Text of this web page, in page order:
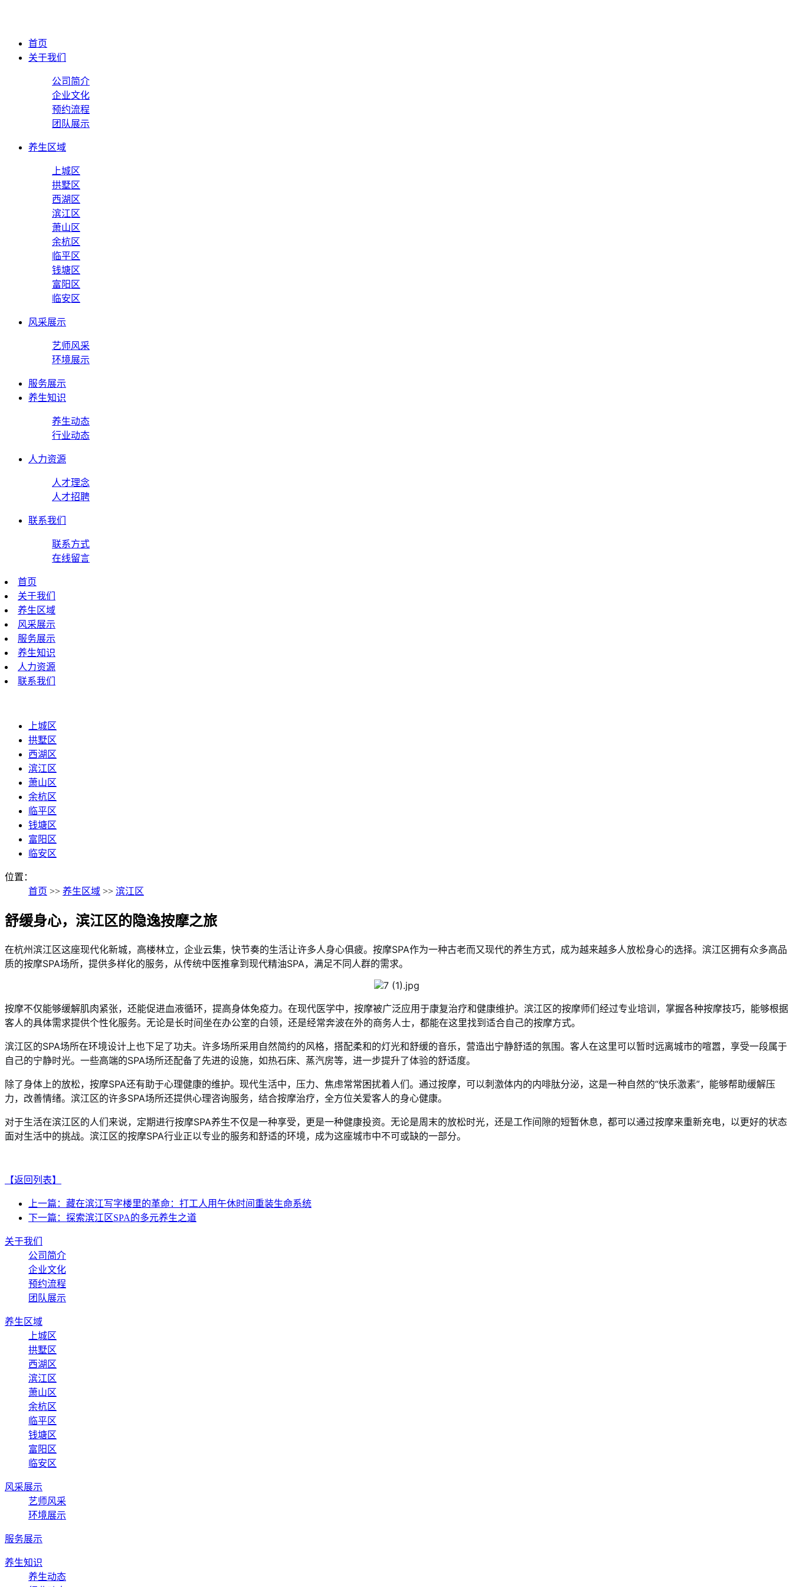
首页
关于我们
公司简介
企业文化
预约流程
团队展示
养生区域
上城区
拱墅区
西湖区
滨江区
萧山区
余杭区
临平区
钱塘区
富阳区
临安区
风采展示
艺师风采
环境展示
服务展示
养生知识
养生动态
行业动态
人力资源
人才理念
人才招聘
联系我们
联系方式
在线留言
首页
关于我们
养生区域
风采展示
服务展示
养生知识
人力资源
联系我们
上城区
拱墅区
西湖区
滨江区
萧山区
余杭区
临平区
钱塘区
富阳区
临安区
位置：
首页 >> 养生区域 >> 滨江区
舒缓身心，滨江区的隐逸按摩之旅
在杭州滨江区这座现代化新城，高楼林立，企业云集，快节奏的生活让许多人身心俱疲。按摩SPA作为一种古老而又现代的养生方式，成为越来越多人放松身心的选择。滨江区拥有众多高品
质的按摩SPA场所，提供多样化的服务，从传统中医推拿到现代精油SPA，满足不同人群的需求。
按摩不仅能够缓解肌肉紧张，还能促进血液循环，提高身体免疫力。在现代医学中，按摩被广泛应用于康复治疗和健康维护。滨江区的按摩师们经过专业培训，掌握各种按摩技巧，能够根据
客人的具体需求提供个性化服务。无论是长时间坐在办公室的白领，还是经常奔波在外的商务人士，都能在这里找到适合自己的按摩方式。
滨江区的SPA场所在环境设计上也下足了功夫。许多场所采用自然简约的风格，搭配柔和的灯光和舒缓的音乐，营造出宁静舒适的氛围。客人在这里可以暂时远离城市的喧嚣，享受一段属于
自己的宁静时光。一些高端的SPA场所还配备了先进的设施，如热石床、蒸汽房等，进一步提升了体验的舒适度。
除了身体上的放松，按摩SPA还有助于心理健康的维护。现代生活中，压力、焦虑常常困扰着人们。通过按摩，可以刺激体内的内啡肽分泌，这是一种自然的“快乐激素”，能够帮助缓解压
力，改善情绪。滨江区的许多SPA场所还提供心理咨询服务，结合按摩治疗，全方位关爱客人的身心健康。
对于生活在滨江区的人们来说，定期进行按摩SPA养生不仅是一种享受，更是一种健康投资。无论是周末的放松时光，还是工作间隙的短暂休息，都可以通过按摩来重新充电，以更好的状态
面对生活中的挑战。滨江区的按摩SPA行业正以专业的服务和舒适的环境，成为这座城市中不可或缺的一部分。
【返回列表】
上一篇：藏在滨江写字楼里的革命：打工人用午休时间重装生命系统
下一篇：探索滨江区SPA的多元养生之道
关于我们
公司简介
企业文化
预约流程
团队展示
养生区域
上城区
拱墅区
西湖区
滨江区
萧山区
余杭区
临平区
钱塘区
富阳区
临安区
风采展示
艺师风采
环境展示
服务展示
养生知识
养生动态